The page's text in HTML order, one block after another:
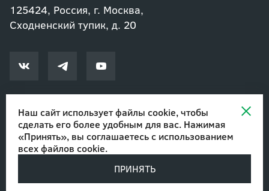
Наш сайт использует файлы cookie, чтобы
сделать его более удобным для вас. Нажимая
«Принять», вы соглашаетесь с использованием
всех файлов cookie.
ПРИНЯТЬ
125424, Россия, г. Москва,
Сходненский тупик, д. 20
© 2002-2026 Озеленение и благоустройство. ООО "Нобили"
Авторские права